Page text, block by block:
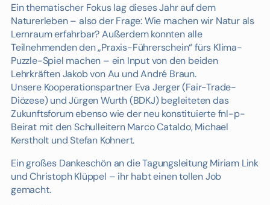
Ein thematischer Fokus lag dieses Jahr auf dem
Naturerleben – also der Frage: Wie machen wir Natur als
Lernraum erfahrbar? Außerdem konnten alle
Teilnehmenden den „Praxis-Führerschein“ fürs Klima-
Puzzle-Spiel machen – ein Input von den beiden
Lehrkräften Jakob von Au und André Braun.
Unsere Kooperationspartner Eva Jerger (Fair-Trade-
Diözese) und Jürgen Wurth (BDKJ) begleiteten das
Zukunftsforum ebenso wie der neu konstituierte fnl-p-
Beirat mit den Schulleitern Marco Cataldo, Michael
Kerstholt und Stefan Kohnert.
Ein großes Dankeschön an die Tagungsleitung Miriam Link
und Christoph Klüppel – ihr habt einen tollen Job
gemacht.